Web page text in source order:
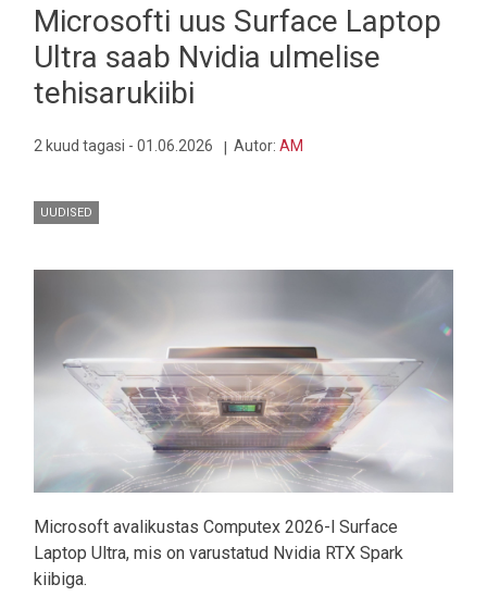
Microsofti uus Surface Laptop
Ultra saab Nvidia ulmelise
tehisarukiibi
2 kuud tagasi - 01.06.2026 Autor: AM
UUDISED
Microsoft avalikustas Computex 2026-l Surface
Laptop Ultra, mis on varustatud Nvidia RTX Spark
kiibiga.